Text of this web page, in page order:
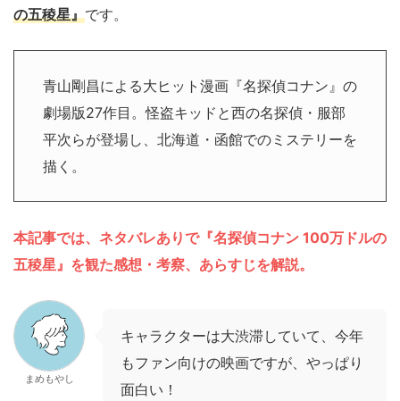
の五稜星』です。
青山剛昌による大ヒット漫画『名探偵コナン』の
劇場版27作目。怪盗キッドと西の名探偵・服部
平次らが登場し、北海道・函館でのミステリーを
描く。
本記事では、ネタバレありで『名探偵コナン 100万ドルの
五稜星』を観た感想・考察、あらすじを解説。
まめもやし
キャラクターは大渋滞していて、今年
もファン向けの映画ですが、やっぱり
面白い！